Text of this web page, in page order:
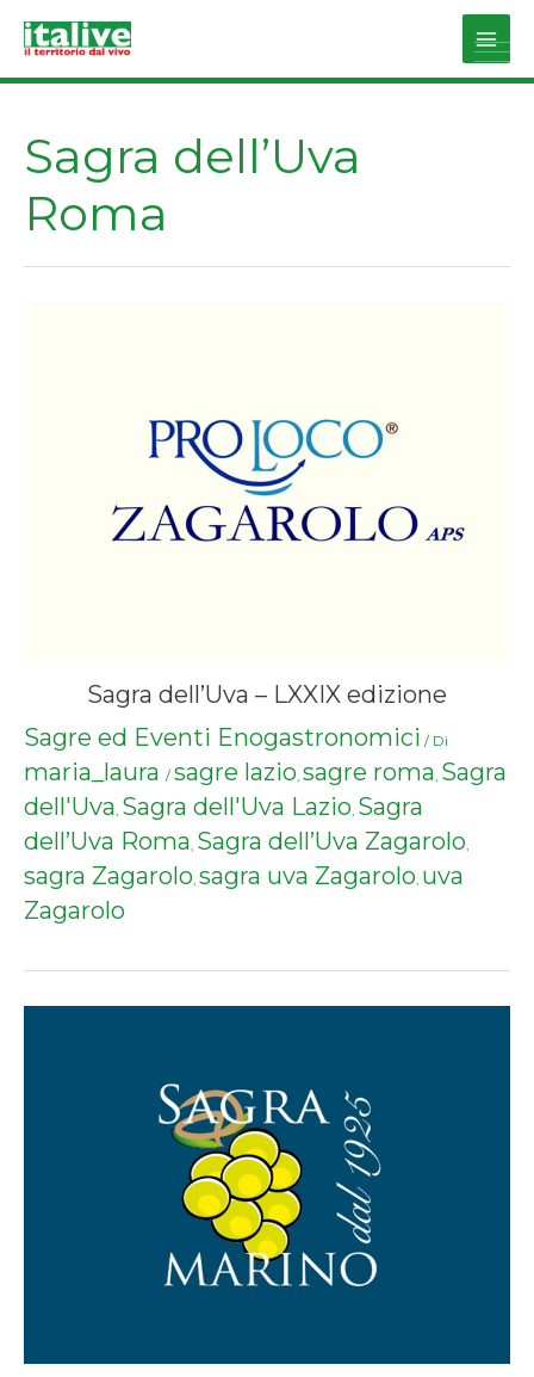
Main
Sagra dell’Uva
Roma
Sagra dell’Uva – LXXIX edizione
Sagre ed Eventi Enogastronomici / Di
maria_laura / sagre lazio, sagre roma, Sagra
dell'Uva, Sagra dell'Uva Lazio, Sagra
dell’Uva Roma, Sagra dell’Uva Zagarolo,
sagra Zagarolo, sagra uva Zagarolo, uva
Zagarolo